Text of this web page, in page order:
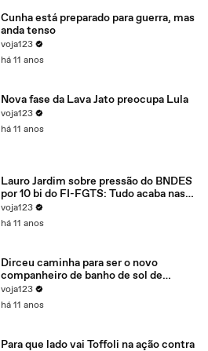
Cunha está preparado para guerra, mas
anda tenso
voja123
há 11 anos
Nova fase da Lava Jato preocupa Lula
voja123
há 11 anos
Lauro Jardim sobre pressão do BNDES
por 10 bi do FI-FGTS: Tudo acaba nas
mãos de Cunha
voja123
há 11 anos
Dirceu caminha para ser o novo
companheiro de banho de sol de
Marcelo Odebrecht e Cia.
voja123
há 11 anos
Para que lado vai Toffoli na ação contra